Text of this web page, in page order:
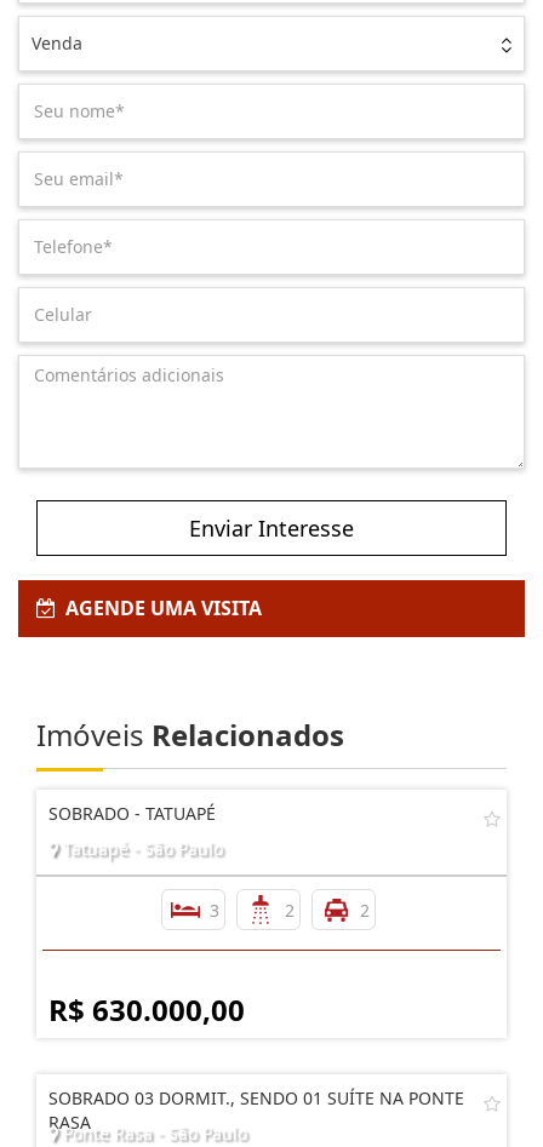
Venda
Enviar Interesse
AGENDE UMA VISITA
Imóveis Relacionados
SOBRADO - TATUAPÉ
Tatuapé - São Paulo
3 2 2
R$ 630.000,00
SOBRADO 03 DORMIT., SENDO 01 SUÍTE NA PONTE
RASA
Ponte Rasa - São Paulo